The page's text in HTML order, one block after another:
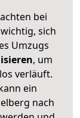
bei
sich
Umzugs
, um
verläuft.
ein
nach